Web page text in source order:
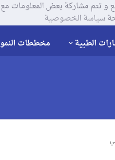
سياسة الخصوصية
الطبية مخططات النمو